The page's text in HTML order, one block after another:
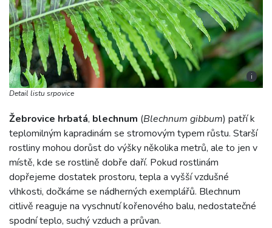
i
Detail listu srpovice
Žebrovice hrbatá, blechnum (Blechnum gibbum) patří k
teplomilným kapradinám se stromovým typem růstu. Starší
rostliny mohou dorůst do výšky několika metrů, ale to jen v
místě, kde se rostlině dobře daří. Pokud rostlinám
dopřejeme dostatek prostoru, tepla a vyšší vzdušné
vlhkosti, dočkáme se nádherných exemplářů. Blechnum
citlivě reaguje na vyschnutí kořenového balu, nedostatečné
spodní teplo, suchý vzduch a průvan.